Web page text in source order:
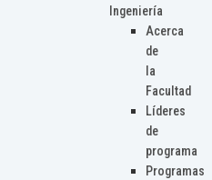
Ingeniería
Acerca
de
la
Facultad
Líderes
de
programa
Programas